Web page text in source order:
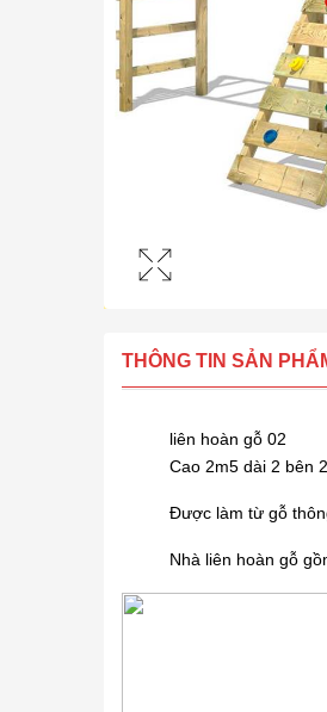
THÔNG TIN SẢN
liên hoàn gỗ 02
Cao 2m5 dài 2 bên
Được làm từ gỗ
Nhà liên hoàn gỗ